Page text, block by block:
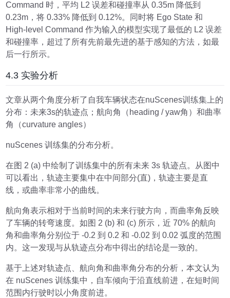
Command 时，平均 L2 误差和碰撞率从 0.35m 降低到
0.23m，将 0.33% 降低到 0.12%。同时将 Ego State 和
High-level Command 作为输入的模型实现了最低的 L2 误差
和碰撞率，超过了所有先前最先进的基于感知的方法，如最
后一行所示。
4.3 实验分析
文章从两个角度分析了自我车辆状态在nuScenes训练集上的
分布：未来3s的轨迹点；航向角（heading / yaw角）和曲率
角（curvature angles）
nuScenes 训练集的分布分析。
在图 2 (a) 中绘制了训练集中的所有未来 3s 轨迹点。从图中
可以看出，轨迹主要集中在中间部分(直)，轨迹主要是直
线，或曲率非常小的曲线。
航向角表示相对于当前时间的未来行驶方向，而曲率角反映
了车辆的转弯速度。如图 2 (b) 和 (c) 所示，近 70% 的航向
角和曲率角分别位于 -0.2 到 0.2 和 -0.02 到 0.02 弧度的范围
内。这一发现与从轨迹点分布中得出的结论是一致的。
基于上述对轨迹点、航向角和曲率角分布的分析，本文认为
在 nuScenes 训练集中，自车倾向于沿直线前进，在短时间
范围内行驶时以小角度前进。